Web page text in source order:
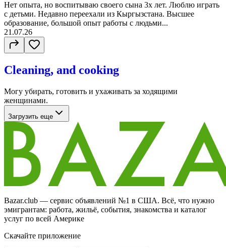
Нет опыта, но воспитываю своего сына 3х лет. Люблю играть
с детьми. Недавно переехали из Кыргызстана. Высшее
образование, большой опыт работы с людьми...
21.07.26
Cleaning, and cooking
Могу убирать, готовить и ухаживать за ходящими
женщинами.
Загрузить еще
Bazar.club — сервис объявлений №1 в США. Всё, что нужно
эмигрантам: работа, жильё, события, знакомства и каталог
услуг по всей Америке
Скачайте приложение